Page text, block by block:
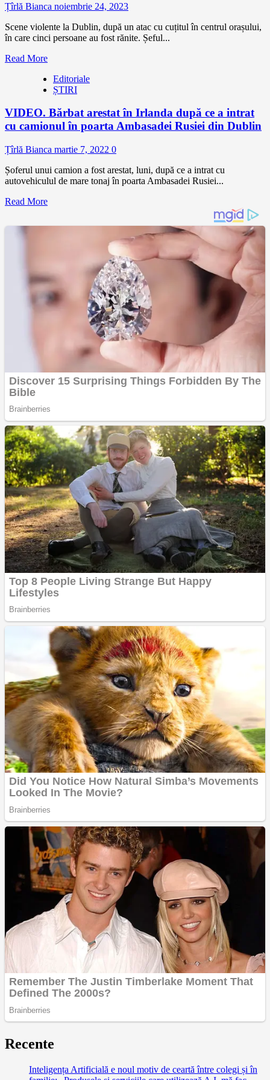
Țîrlă Bianca noiembrie 24, 2023
Scene violente la Dublin, după un atac cu cuțitul în centrul orașului,
în care cinci persoane au fost rănite. Șeful...
Read More
Editoriale
ȘTIRI
VIDEO. Bărbat arestat în Irlanda după ce a intrat
cu camionul în poarta Ambasadei Rusiei din Dublin
Țîrlă Bianca martie 7, 2022 0
Șoferul unui camion a fost arestat, luni, după ce a intrat cu
autovehiculul de mare tonaj în poarta Ambasadei Rusiei...
Read More
Recente
Inteligența Artificială e noul motiv de ceartă între colegi și în